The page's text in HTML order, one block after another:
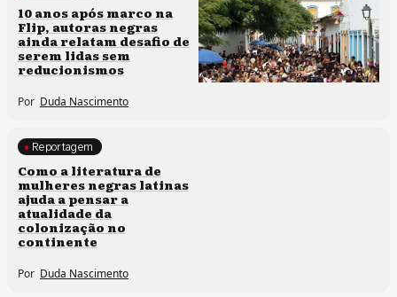
Processos artísticos
10 anos após marco na
Flip, autoras negras
ainda relatam desafio de
serem lidas sem
reducionismos
Por Duda Nascimento
Direitos humanos
Reportagem
Como a literatura de
mulheres negras latinas
ajuda a pensar a
atualidade da
colonização no
continente
Por Duda Nascimento